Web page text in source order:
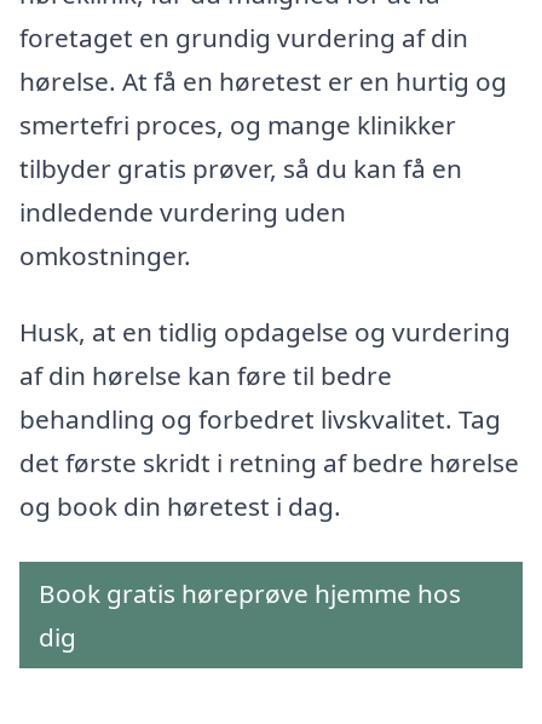
foretaget en grundig vurdering af din
hørelse. At få en høretest er en hurtig og
smertefri proces, og mange klinikker
tilbyder gratis prøver, så du kan få en
indledende vurdering uden
omkostninger.
Husk, at en tidlig opdagelse og vurdering
af din hørelse kan føre til bedre
behandling og forbedret livskvalitet. Tag
det første skridt i retning af bedre hørelse
og book din høretest i dag.
Book gratis høreprøve hjemme hos
dig